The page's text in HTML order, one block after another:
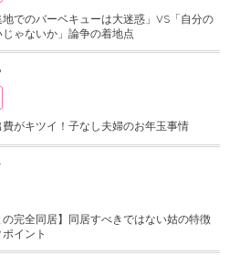
地でのバーベキューは大迷惑」VS「自分の
ゃないか」論争の着地点
費がキツイ！子なし夫婦のお年玉事情
の完全同居】同居すべきではない姑の特徴
イント